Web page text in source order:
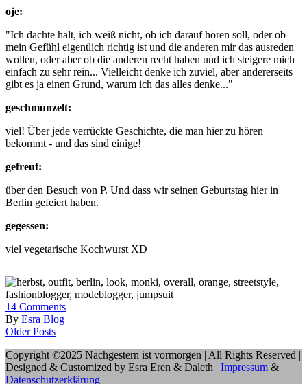
oje:
"Ich dachte halt, ich weiß nicht, ob ich darauf hören soll, oder ob
mein Gefühl eigentlich richtig ist und die anderen mir das ausreden
wollen, oder aber ob die anderen recht haben und ich steigere mich
einfach zu sehr rein... Vielleicht denke ich zuviel, aber andererseits
gibt es ja einen Grund, warum ich das alles denke..."
geschmunzelt:
viel! Über jede verrückte Geschichte, die man hier zu hören
bekommt - und das sind einige!
gefreut:
über den Besuch von P. Und dass wir seinen Geburtstag hier in
Berlin gefeiert haben.
gegessen:
viel vegetarische Kochwurst XD
14 Comments
By Esra Blog
Older Posts
Copyright ©2025 Nachgestern ist vormorgen | All Rights Reserved |
Designed & Customized by Esra Eren & Daleth | Impressum &
Datenschutzerklärung